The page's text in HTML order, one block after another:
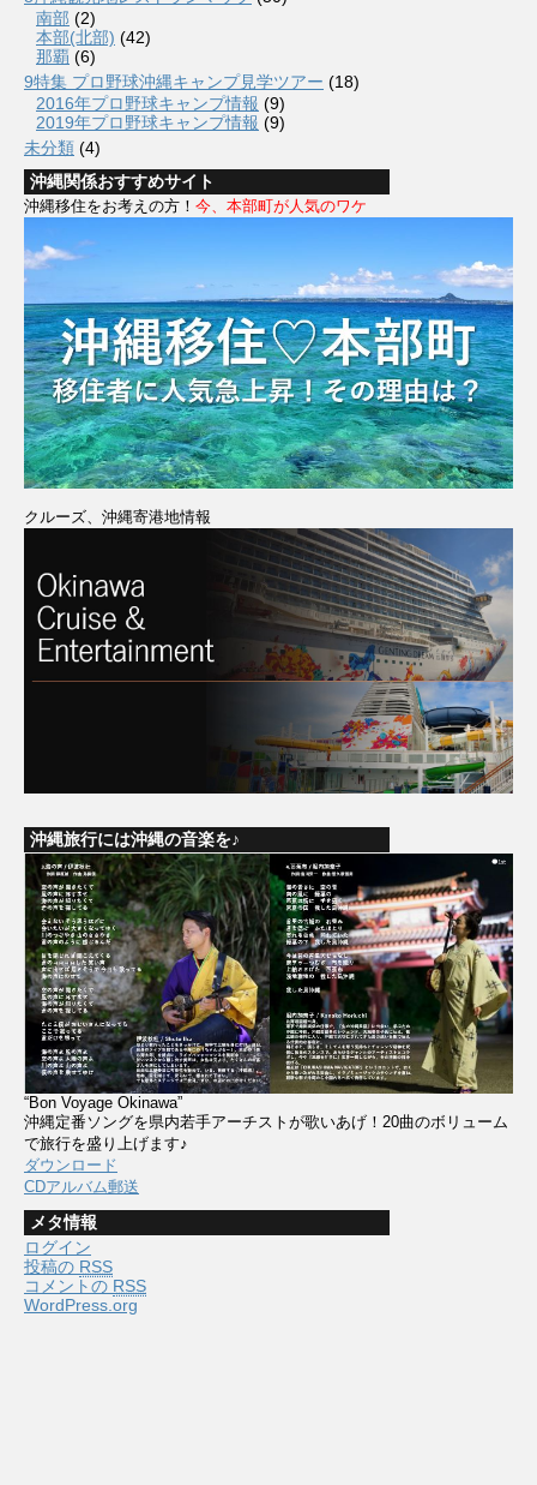
南部 (2)
本部(北部) (42)
那覇 (6)
9特集 プロ野球沖縄キャンプ見学ツアー (18)
2016年プロ野球キャンプ情報 (9)
2019年プロ野球キャンプ情報 (9)
未分類 (4)
沖縄関係おすすめサイト
沖縄移住をお考えの方！ 今、本部町が人気のワケ
クルーズ、沖縄寄港地情報
沖縄旅行には沖縄の音楽を♪
“Bon Voyage Okinawa”
沖縄定番ソングを県内若手アーチストが歌いあげ！20曲のボリューム
で旅行を盛り上げます♪
ダウンロード
CDアルバム郵送
メタ情報
ログイン
投稿の RSS
コメントの RSS
WordPress.org